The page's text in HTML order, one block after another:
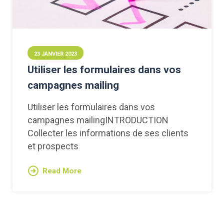
23 JANVIER 2023
Utiliser les formulaires dans vos
campagnes mailing
Utiliser les formulaires dans vos
campagnes mailingINTRODUCTION
Collecter les informations de ses clients
et prospects
Read More